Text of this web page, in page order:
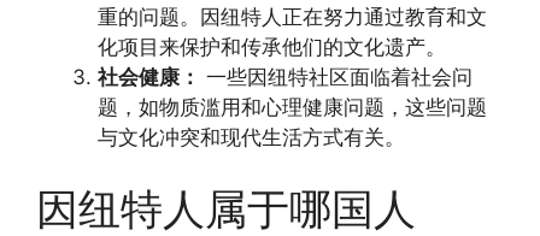
重的问题。因纽特人正在努力通过教育和文
化项目来保护和传承他们的文化遗产。
社会健康： 一些因纽特社区面临着社会问
题，如物质滥用和心理健康问题，这些问题
与文化冲突和现代生活方式有关。
因纽特人属于哪国人